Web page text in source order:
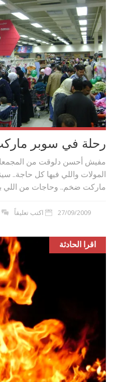
رحلة في سوبر
مفيش أحسن دلوقت من
المولات واللي فيها كل حاجة..
ماركت ضخم.. وحاجات من اللي
27/09/2009 اكتب تعليقاً
اقرا الحادثة